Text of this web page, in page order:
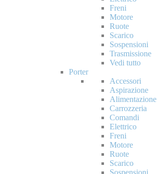
Freni
Motore
Ruote
Scarico
Sospensioni
Trasmissione
Vedi tutto
Porter
Accessori
Aspirazione
Alimentazione
Carrozzeria
Comandi
Elettrico
Freni
Motore
Ruote
Scarico
Sospensioni